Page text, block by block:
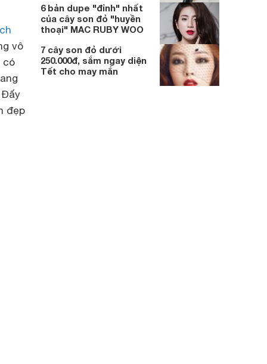
vô
có
Đấy
đẹp
6 bản dupe "đỉnh" nhất
của cây son đỏ "huyền
thoại" MAC RUBY WOO
7 cây son đỏ dưới
250.000đ, sắm ngay diện
Tết cho may mắn